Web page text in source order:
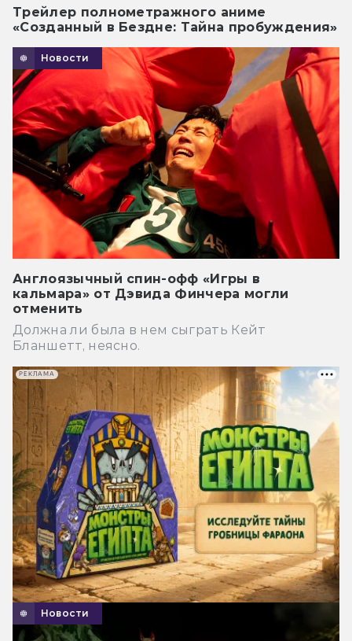
Трейлер полнометражного аниме
«Созданный в Бездне: Тайна пробуждения»
Новости
Англоязычный спин-офф «Игры в
кальмара» от Дэвида Финчера могли
отменить
Должна ли была в нем сыграть Кейт
Бланшетт, неясно.
Новости
РЕКЛАМА